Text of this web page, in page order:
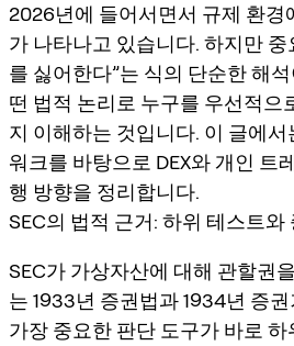
2026년에 들어서면서 규제 환경
가 나타나고 있습니다. 하지만 중
를 싫어한다”는 식의 단순한 해
떤 법적 논리로 누구를 우선적으
지 이해하는 것입니다. 이 글에서
워크를 바탕으로 DEX와 개인 트
행 방향을 정리합니다.
SEC의 법적 근거: 하위 테스트와
SEC가 가상자산에 대해 관할권
는 1933년 증권법과 1934년 증
가장 중요한 판단 도구가 바로